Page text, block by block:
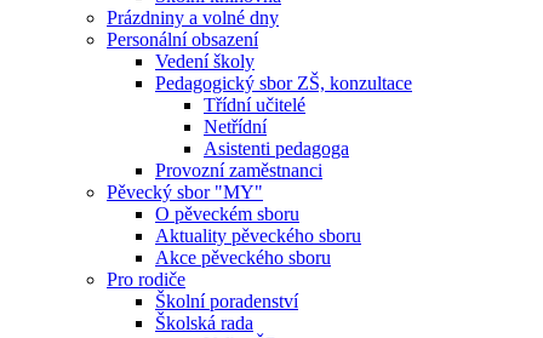
Prázdniny a volné dny
Personální obsazení
Vedení školy
Pedagogický sbor ZŠ, konzultace
Třídní učitelé
Netřídní
Asistenti pedagoga
Provozní zaměstnanci
Pěvecký sbor "MY"
O pěveckém sboru
Aktuality pěveckého sboru
Akce pěveckého sboru
Pro rodiče
Školní poradenství
Školská rada